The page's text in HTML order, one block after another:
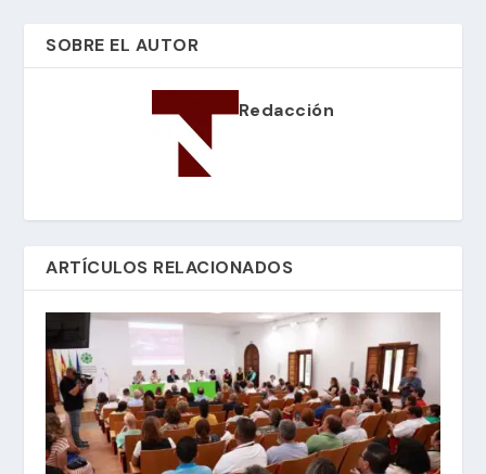
SOBRE EL AUTOR
Redacción
ARTÍCULOS RELACIONADOS